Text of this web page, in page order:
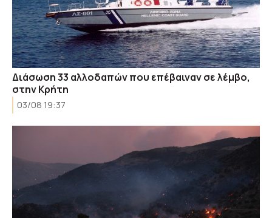
Διάσωση 33 αλλοδαπών που επέβαιναν σε λέμβο,
στην Κρήτη
03/08 19:37